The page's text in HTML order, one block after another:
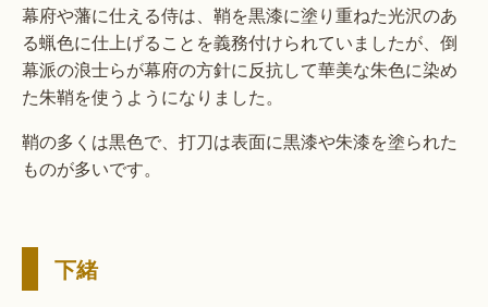
幕府や藩に仕える侍は、鞘を黒漆に塗り重ねた光沢のあ
る蝋色に仕上げることを義務付けられていましたが、倒
幕派の浪士らが幕府の方針に反抗して華美な朱色に染め
た朱鞘を使うようになりました。
鞘の多くは黒色で、打刀は表面に黒漆や朱漆を塗られた
ものが多いです。
下緒